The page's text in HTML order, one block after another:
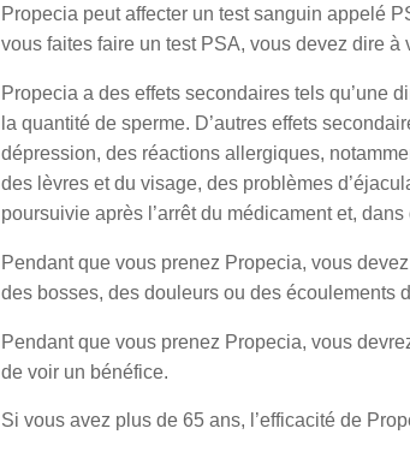
Propecia peut affecter un test sanguin appelé
vous faites faire un test PSA, vous devez dire
Propecia a des effets secondaires tels qu’une
la quantité de sperme. D’autres effets
dépression, des réactions allergiques,
des lèvres et du visage, des problèmes
poursuivie après l’arrêt du médicament et,
Pendant que vous prenez Propecia, vous
des bosses, des douleurs ou des écoulements
Pendant que vous prenez Propecia, vous
de voir un bénéfice.
Si vous avez plus de 65 ans, l’efficacité de